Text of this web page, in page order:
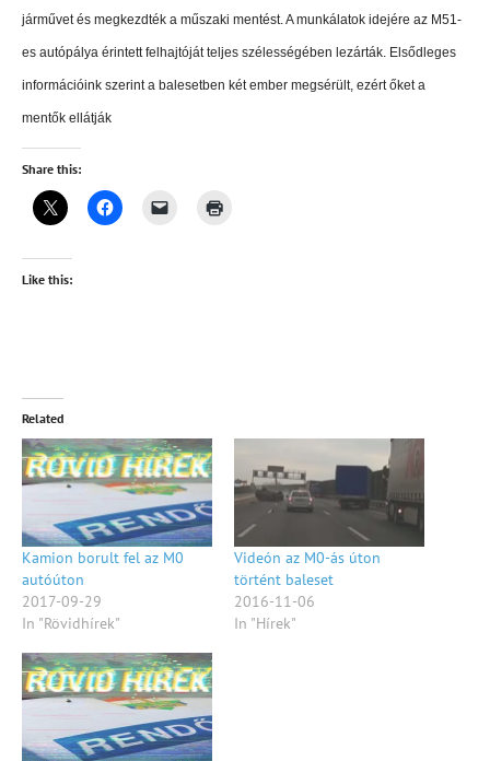
járművet és megkezdték a műszaki mentést. A munkálatok idejére az M51-
es autópálya érintett felhajtóját teljes szélességében lezárták. Elsődleges
információink szerint a balesetben két ember megsérült, ezért őket a
mentők ellátják
Share this:
Like this:
Related
Kamion borult fel az M0
autóúton
2017-09-29
In "Rövidhírek"
Videón az M0-ás úton
történt baleset
2016-11-06
In "Hírek"